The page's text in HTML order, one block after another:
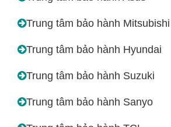
Trung tâm bảo hành Mitsubishi
Trung tâm bảo hành Hyundai
Trung tâm bảo hành Suzuki
Trung tâm bảo hành Sanyo